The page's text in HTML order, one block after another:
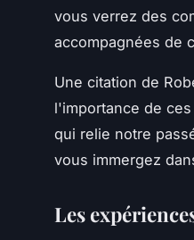
vous verrez des
accompagnées de
Une citation de
l'importance de
qui relie notre
vous immergez
Les